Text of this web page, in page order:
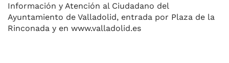
Información y Atención al Ciudadano del
Ayuntamiento de Valladolid, entrada por Plaza de la
Rinconada y en www.valladolid.es